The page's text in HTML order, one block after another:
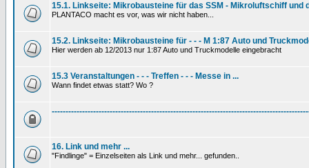
15.1. Linkseite: Mikrobausteine für das SSM - Mikroluftschiff und
PLANTACO macht es vor, was wir nicht haben...
15.2. Linkseite: Mikrobausteine für - - - M 1:87 Auto und
Hier werden ab 12/2013 nur 1:87 Auto und Truckmodelle eingebracht
15.3 Veranstaltungen - - - Treffen - - - Messe in ...
Wann findet etwas statt? Wo ?
16. Link und mehr ...
"Findlinge" = Einzelseiten als Link und mehr... gefunden..